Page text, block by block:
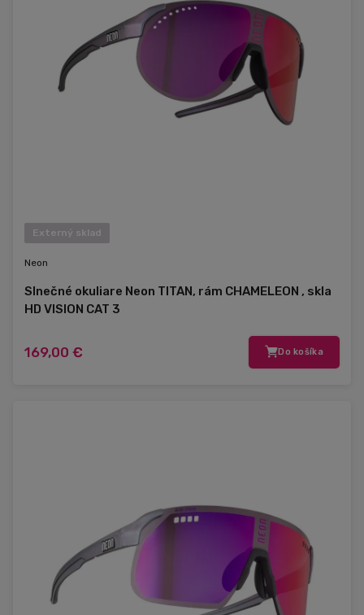
Externý sklad
Neon
Slnečné okuliare Neon TITAN, rám CHAMELEON , skla
HD VISION CAT 3
169,00 € Do košíka